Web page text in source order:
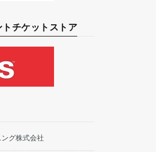
チケットストア
グ株式会社